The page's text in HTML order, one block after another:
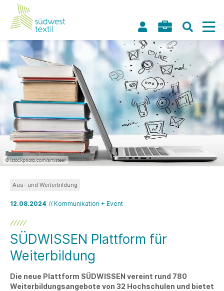
©Istockphoto.com/artisteer
12.08.2024 // Kommunikation + Event
Aus- und Weiterbildung
SÜDWISSEN Plattform für
Weiterbildung
Die neue Plattform SÜDWISSEN vereint rund 780
Weiterbildungsangebote von 32 Hochschulen und bietet